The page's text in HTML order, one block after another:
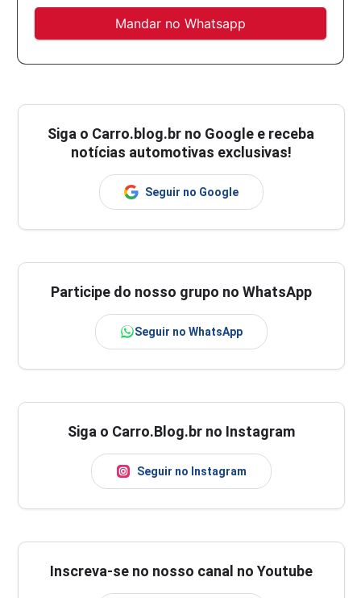
Mandar no Whatsapp
Siga o Carro.blog.br no Google e receba
notícias automotivas exclusivas!
Seguir no Google
Participe do nosso grupo no WhatsApp
Seguir no WhatsApp
Siga o Carro.Blog.br no Instagram
Seguir no Instagram
Inscreva-se no nosso canal no Youtube